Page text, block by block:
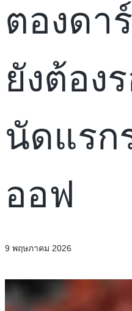
ตองดา
ยังต้อง
นัดแรก
ออฟ
9 พฤษภาคม 2026